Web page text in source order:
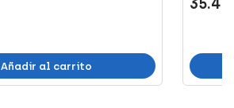
Añadir al carrito